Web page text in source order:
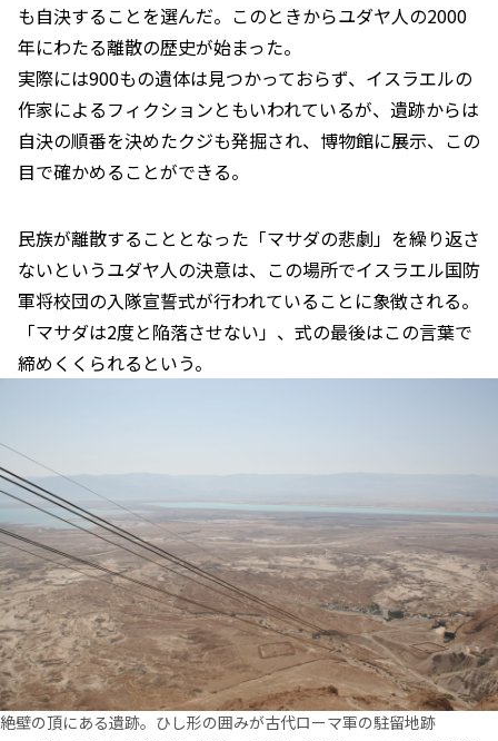
も自決することを選んだ。このときからユダヤ人の2000
年にわたる離散の歴史が始まった。
実際には900もの遺体は見つかっておらず、イスラエルの
作家によるフィクションともいわれているが、遺跡からは
自決の順番を決めたクジも発掘され、博物館に展示、この
目で確かめることができる。
民族が離散することとなった「マサダの悲劇」を繰り返さ
ないというユダヤ人の決意は、この場所でイスラエル国防
軍将校団の入隊宣誓式が行われていることに象徴される。
「マサダは2度と陥落させない」、式の最後はこの言葉で
締めくくられるという。
絶壁の頂にある遺跡。ひし形の囲みが古代ローマ軍の駐留地跡